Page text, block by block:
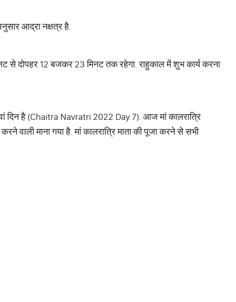
आद्रा नक्षत्र है.
दोपहर 12 बजकर 23 मिनट तक रहेगा. राहुकाल में शुभ कार्य करना
दिन है (Chaitra Navratri 2022 Day 7). आज मां कालरात्रि
वाली माना गया है. मां कालरात्रि माता की पूजा करने से सभी